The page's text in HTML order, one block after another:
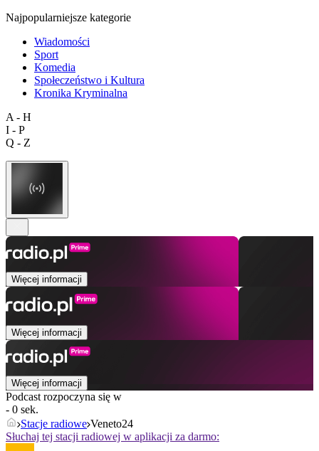
Najpopularniejsze kategorie
Wiadomości
Sport
Komedia
Społeczeństwo i Kultura
Kronika Kryminalna
A - H
I - P
Q - Z
Więcej informacji
Więcej informacji
Więcej informacji
Podcast rozpoczyna się w
- 0 sek.
Stacje radiowe Veneto24
Słuchaj tej stacji radiowej w aplikacji za darmo: